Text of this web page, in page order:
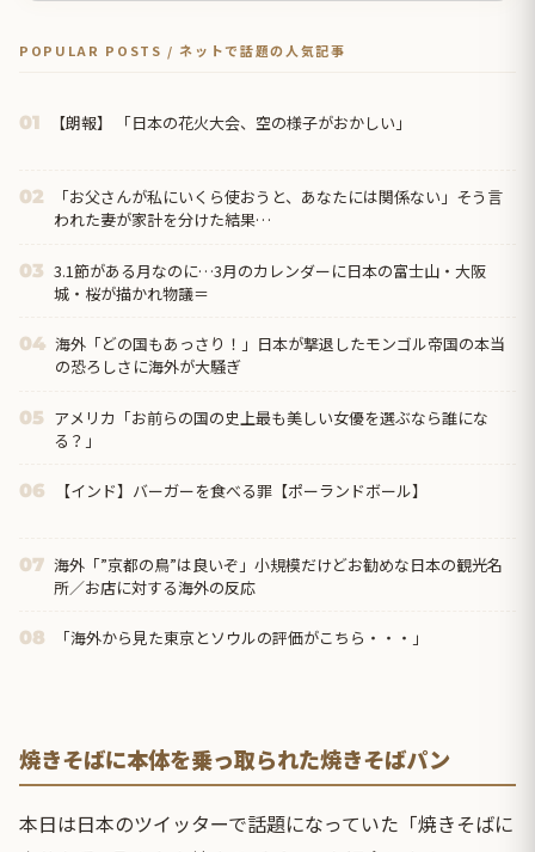
POPULAR POSTS / ネットで話題の人気記事
01 【朗報】 「日本の花火大会、空の様子がおかしい」
02
「お父さんが私にいくら使おうと、あなたには関係ない」そう言
われた妻が家計を分けた結果…
03 3.1節がある月なのに…3月のカレンダーに日本の富士山・大阪
城・桜が描かれ物議＝
04 海外「どの国もあっさり！」日本が撃退したモンゴル帝国の本当
の恐ろしさに海外が大騒ぎ
05 アメリカ「お前らの国の史上最も美しい女優を選ぶなら誰にな
る？」
06 【インド】バーガーを食べる罪【ポーランドボール】
07 海外「”京都の鳥”は良いぞ」小規模だけどお勧めな日本の観光名
所／お店に対する海外の反応
08 「海外から見た東京とソウルの評価がこちら・・・」
焼きそばに本体を乗っ取られた焼きそばパン
本日は日本のツイッターで話題になっていた「焼きそばに